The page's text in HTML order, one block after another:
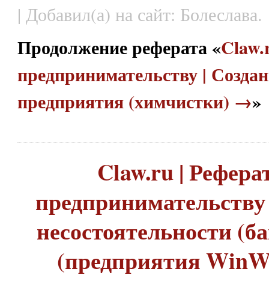
| Добавил(а) на сайт: Болеслава.
Продолжение реферата «
предпринимательству |
предприятия (химчистки) →»
Claw.ru |
несостоятельности
(предприятия